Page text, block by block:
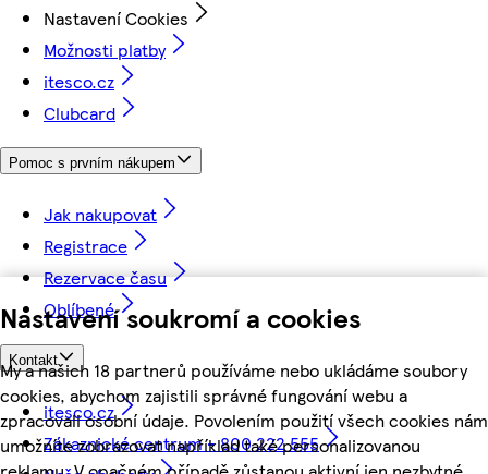
Nastavení soukromí a cookies
My a našich 18 partnerů používáme nebo ukládáme soubory
cookies, abychom zajistili správné fungování webu a
zpracovali osobní údaje. Povolením použití všech cookies nám
umožníte zobrazovat například také personalizovanou
Nastavení Cookies
Možnosti platby
itesco.cz
Clubcard
Pomoc s prvním nákupem
Jak nakupovat
Registrace
Rezervace času
Oblíbené
Kontakt
itesco.cz
Zákaznické centrum - 800 222 555